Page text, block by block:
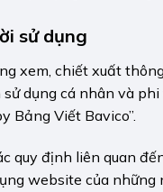
sử dụng
xem, chiết xuất
dụng cá nhân và
Bảng Viết Bavico”.
quy định liên quan
website của